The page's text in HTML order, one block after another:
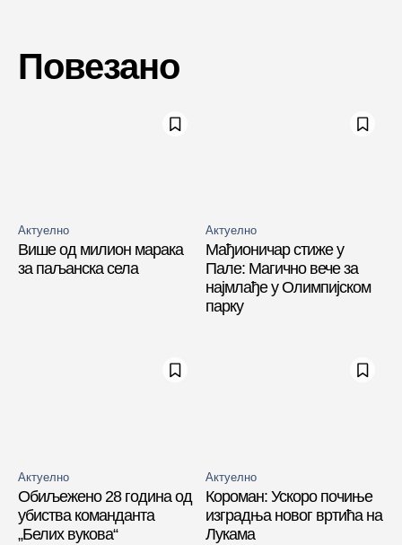
Повезано
Актуелно
Више од милион марака
за паљанска села
Актуелно
Мађионичар стиже у
Пале: Магично вече за
најмлађе у Олимпијском
парку
Актуелно
Обиљежено 28 година од
убиства команданта
„Белих вукова“
Актуелно
Короман: Ускоро почиње
изградња новог вртића на
Лукама